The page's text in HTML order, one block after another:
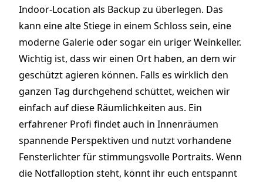
Indoor-Location als Backup zu überlegen. Das
kann eine alte Stiege in einem Schloss sein, eine
moderne Galerie oder sogar ein uriger Weinkeller.
Wichtig ist, dass wir einen Ort haben, an dem wir
geschützt agieren können. Falls es wirklich den
ganzen Tag durchgehend schüttet, weichen wir
einfach auf diese Räumlichkeiten aus. Ein
erfahrener Profi findet auch in Innenräumen
spannende Perspektiven und nutzt vorhandene
Fensterlichter für stimmungsvolle Portraits. Wenn
die Notfalloption steht, könnt ihr euch entspannt